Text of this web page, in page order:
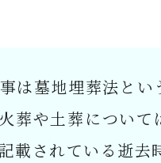
は墓地埋葬法とい
葬や土葬について
載されている逝去